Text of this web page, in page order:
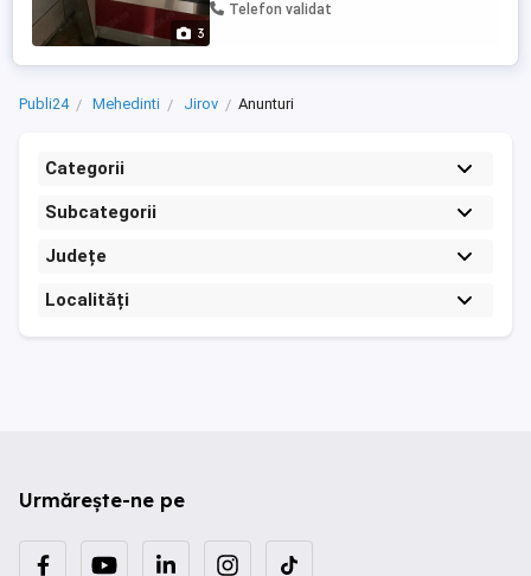
3
Telefon validat
Publi24 Mehedinti Jirov Anunturi
Categorii
Subcategorii
Județe
Localități
Urmărește-ne pe